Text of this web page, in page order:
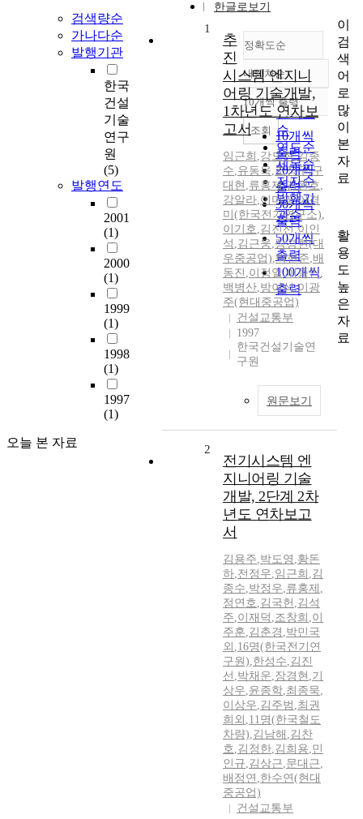
검색량순
가나다순
발행기관
한국
건설
기술
연구
원
(5)
발행연도
2001
(1)
2000
(1)
1999
(1)
1998
(1)
1997
(1)
오늘 본 자료
한글로보기
정확도순
정확도
순
인기도
순
연도순
제목순
저자순
발행기
관순
내림차순
내림차순
10개씩 출력
10개씩
출력
20개씩
출력
30개씩
출력
50개씩
출력
100개씩
출력
조회
1
추
진
시스템 엔지니
어링 기술개발,
1차년도 연차보
고서
임근희 ,강도현,김종
수,유동욱,조정구,구
대현 ,류홍제,김원호,
강알라,이미영,이경
미(한국전기연구소),
이기호,김진선,이인
석 ,김근웅,장경현(대
우중공업),박현준,배
동진 ,이정일,이종인,
백병산,방이석,이광
주(현대중공업)
건설교통부
1997
한국건설기술연
구원
원문보기
2
전기시스템 엔
지니어링 기술
개발, 2단계 2차
년도 연차보고
서
김용주,박도영 ,황돈
하,전정우,임근희 ,김
종수,박정우,류홍제 ,
정연호,김국헌 ,김석
주,이재덕 ,조창희 ,이
주훈,김춘경 ,박민국
외 ,16명(한국전기연
구원),한성수,김진
선 ,박채운,장경현 ,기
상우,윤종학,최종묵,
이상우,김주범 ,최권
희외 ,11명(한국철도
차량),김남해 ,김찬
호,김정한,김희용,민
인규,김상근,문대근,
배정연 ,한수연(현대
중공업)
건설교통부
이
검
색
어
로
많
이
본
자
료
활
용
도
높
은
자
료